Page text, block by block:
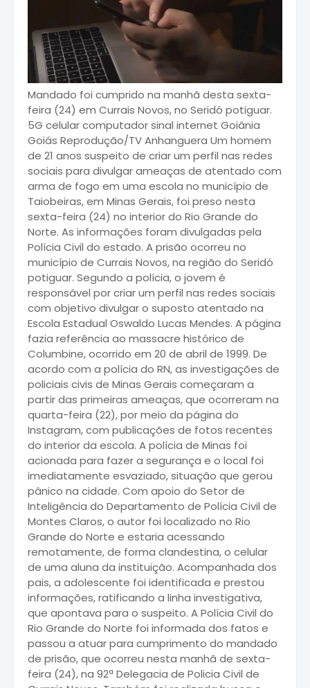
Mandado foi cumprido na manhã desta sexta-
feira (24) em Currais Novos, no Seridó potiguar.
5G celular computador sinal internet Goiânia
Goiás Reprodução/TV Anhanguera Um homem
de 21 anos suspeito de criar um perfil nas redes
sociais para divulgar ameaças de atentado com
arma de fogo em uma escola no município de
Taiobeiras, em Minas Gerais, foi preso nesta
sexta-feira (24) no interior do Rio Grande do
Norte. As informações foram divulgadas pela
Polícia Civil do estado. A prisão ocorreu no
município de Currais Novos, na região do Seridó
potiguar. Segundo a polícia, o jovem é
responsável por criar um perfil nas redes sociais
com objetivo divulgar o suposto atentado na
Escola Estadual Oswaldo Lucas Mendes. A página
fazia referência ao massacre histórico de
Columbine, ocorrido em 20 de abril de 1999. De
acordo com a polícia do RN, as investigações de
policiais civis de Minas Gerais começaram a
partir das primeiras ameaças, que ocorreram na
quarta-feira (22), por meio da página do
Instagram, com publicações de fotos recentes
do interior da escola. A polícia de Minas foi
acionada para fazer a segurança e o local foi
imediatamente esvaziado, situação que gerou
pânico na cidade. Com apoio do Setor de
Inteligência do Departamento de Polícia Civil de
Montes Claros, o autor foi localizado no Rio
Grande do Norte e estaria acessando
remotamente, de forma clandestina, o celular
de uma aluna da instituição. Acompanhada dos
pais, a adolescente foi identificada e prestou
informações, ratificando a linha investigativa,
que apontava para o suspeito. A Polícia Civil do
Rio Grande do Norte foi informada dos fatos e
passou a atuar para cumprimento do mandado
de prisão, que ocorreu nesta manhã de sexta-
feira (24), na 92ª Delegacia de Policia Civil de